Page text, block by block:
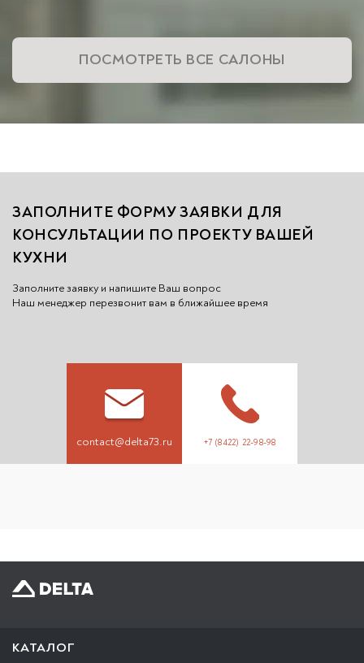
ПОСМОТРЕТЬ ВСЕ САЛОНЫ
ЗАПОЛНИТЕ ФОРМУ ЗАЯВКИ ДЛЯ
КОНСУЛЬТАЦИИ ПО ПРОЕКТУ ВАШЕЙ
КУХНИ
Заполните заявку и напишите Ваш вопрос
Наш менеджер перезвонит вам в ближайшее время
contact@delta73.ru +7 (8422) 22-98-98
КАТАЛОГ